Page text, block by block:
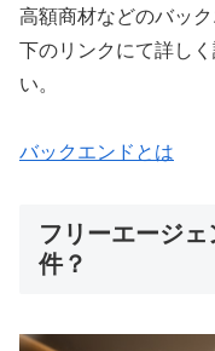
高額商材などのバッ
下のリンクにて詳し
い。
バックエンドとは
フリーエージ
件？